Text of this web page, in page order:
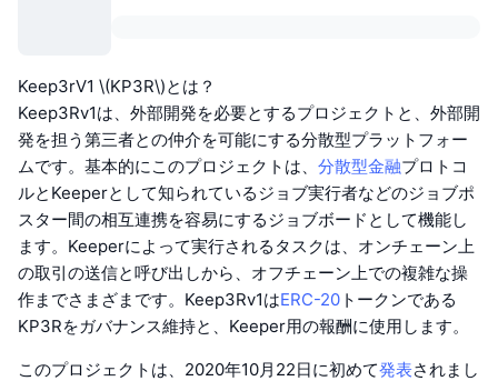
Keep3rV1 \(KP3R\)とは？
Keep3Rv1は、外部開発を必要とするプロジェクトと、外部開
発を担う第三者との仲介を可能にする分散型プラットフォー
ムです。基本的にこのプロジェクトは、 分散型金融プロトコ
ルとKeeperとして知られているジョブ実行者などのジョブポ
スター間の相互連携を容易にするジョブボードとして機能し
ます。Keeperによって実行されるタスクは、オンチェーン上
の取引の送信と呼び出しから、オフチェーン上での複雑な操
作までさまざまです。Keep3Rv1はERC-20 トークンである
KP3Rをガバナンス維持と、Keeper用の報酬に使用します。
このプロジェクトは、2020年10月22日に初めて発表されまし